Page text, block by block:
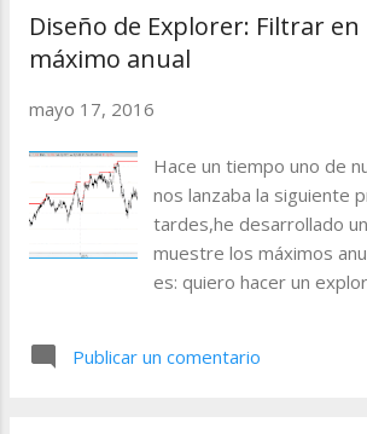
otros ejemplos a través de los cuales
práctica el material estudiado. En esta
la utilización de bucles. Desarrollaremos
utilizando la programación en PDV. Tras
registro del seminario al que desea
la recepción del e- mail de aceptación o
acceso al mismo, debido a que el...
Diseño de Explorer: Filtrar en
máximo anual
mayo 17, 2016
Hace un tiempo uno de
nos lanzaba la siguiente
tardes,he desarrollado
muestre los máximos
es: quiero hacer un
% de los máximos; ¿es
dicho explorer? Lo he
Publicar un comentario